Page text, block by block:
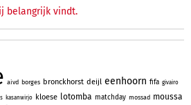
belangrijk vindt.
aivd borges bronckhorst deijl eenhoorn fifa givairo
kasanwirjo kloese lotomba matchday mossad moussa